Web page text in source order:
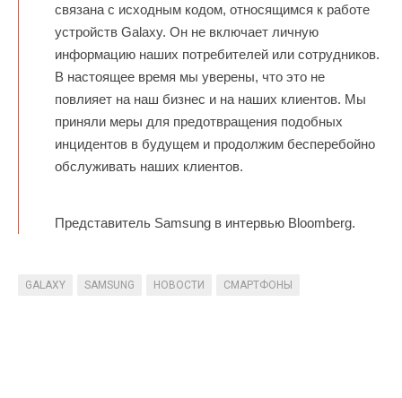
связана с исходным кодом, относящимся к работе
устройств Galaxy. Он не включает личную
информацию наших потребителей или сотрудников.
В настоящее время мы уверены, что это не
повлияет на наш бизнес и на наших клиентов. Мы
приняли меры для предотвращения подобных
инцидентов в будущем и продолжим бесперебойно
обслуживать наших клиентов.
Представитель Samsung в интервью Bloomberg.
GALAXY SAMSUNG НОВОСТИ СМАРТФОНЫ